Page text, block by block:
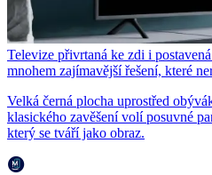
Televize přivrtaná ke zdi i
mnohem zajímavější řešení, které
Velká černá plocha uprostřed
klasického zavěšení volí posuvné
který se tváří jako obraz.